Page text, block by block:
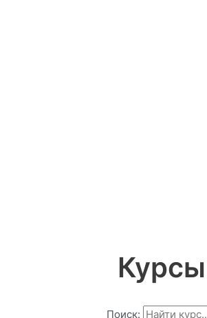
Поиск: